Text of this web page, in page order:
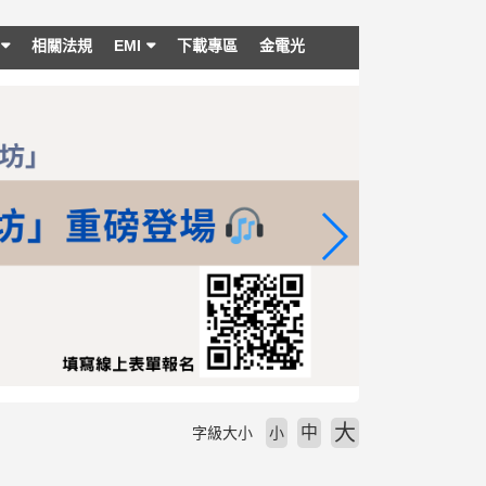
相關法規 EMI 下載專區 金電光
字級大小 小 中 大